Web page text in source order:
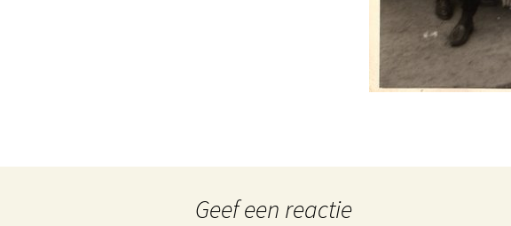
Geef een reactie